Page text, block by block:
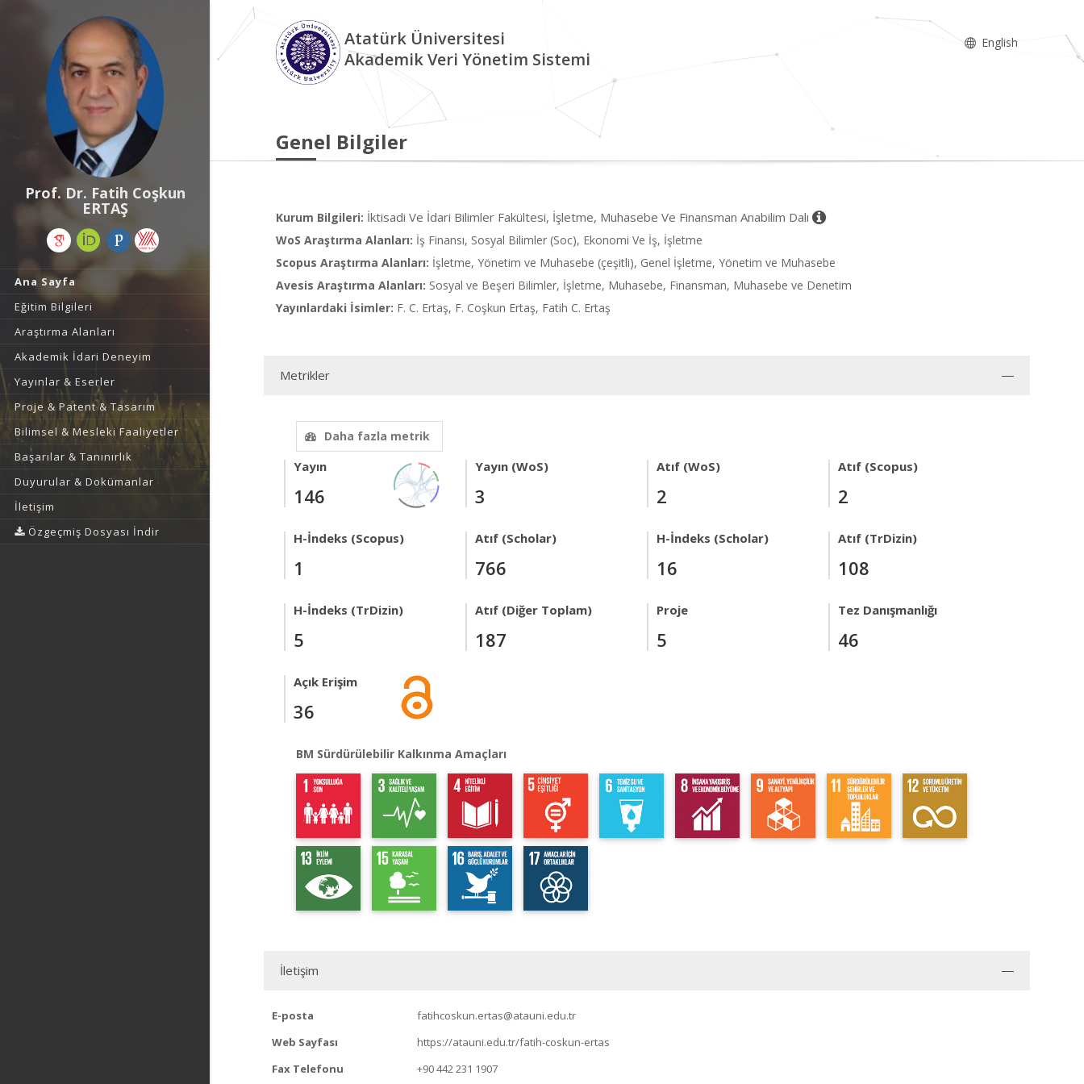
Prof. Dr. Fatih Coşkun
ERTAŞ
Ana Sayfa
Eğitim Bilgileri
Araştırma Alanları
Akademik İdari Deneyim
Yayınlar & Eserler
Proje & Patent & Tasarım
Bilimsel & Mesleki Faaliyetler
Başarılar & Tanınırlık
Duyurular & Dokümanlar
İletişim
Özgeçmiş Dosyası İndir
Atatürk Üniversitesi
Akademik Veri Yönetim Sistemi
English
Genel Bilgiler
Kurum Bilgileri: İktisadi Ve İdari Bilimler Fakültesi, İşletme, Muhasebe Ve Finansman Anabilim Dalı
WoS Araştırma Alanları: İş Finansı, Sosyal Bilimler (Soc), Ekonomi Ve İş, İşletme
Scopus Araştırma Alanları: İşletme, Yönetim ve Muhasebe (çeşitli), Genel İşletme, Yönetim ve Muhasebe
Avesis Araştırma Alanları: Sosyal ve Beşeri Bilimler, İşletme, Muhasebe, Finansman, Muhasebe ve Denetim
Yayınlardaki İsimler: F. C. Ertaş, F. Coşkun Ertaş, Fatih C. Ertaş
Metrikler
Daha fazla metrik
Yayın
146
Yayın (WoS)
3
Atıf (WoS)
2
Atıf (Scopus)
2
H-İndeks (Scopus)
1
Atıf (Scholar)
766
H-İndeks (Scholar)
16
Atıf (TrDizin)
108
H-İndeks (TrDizin)
5
Atıf (Diğer Toplam)
187
Proje
5
Tez Danışmanlığı
46
Açık Erişim
36
BM Sürdürülebilir Kalkınma Amaçları
İletişim
E-posta
fatihcoskun.ertas@atauni.edu.tr
Web Sayfası
https://atauni.edu.tr/fatih-coskun-ertas
Fax Telefonu
+90 442 231 1907